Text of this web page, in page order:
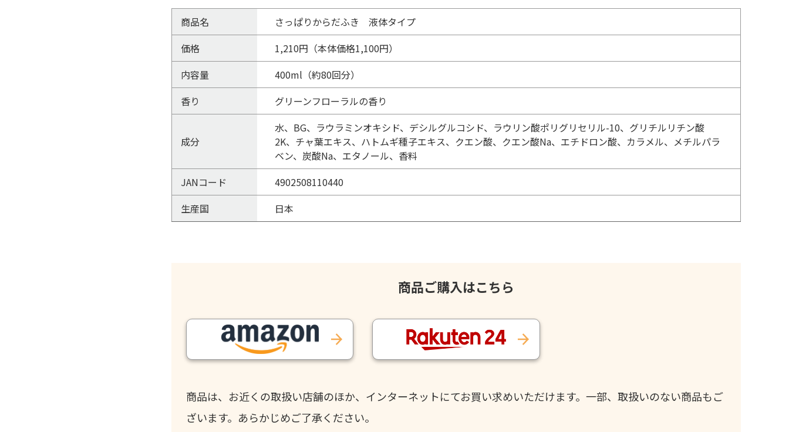
商品名
さっぱりからだふき 液体タイプ
価格
1,210円（本体価格1,100円）
内容量
400ml（約80回分）
香り
グリーンフローラルの香り
成分
水、BG、ラウラミンオキシド、デシルグルコシド、ラウリン酸ポリグリセリル-10、グリチルリチン酸
2K、チャ葉エキス、ハトムギ種子エキス、クエン酸、クエン酸Na、エチドロン酸、カラメル、メチルパラ
ベン、炭酸Na、エタノール、香料
JANコード
4902508110440
生産国
日本
商品ご購入はこちら
商品は、お近くの取扱い店舗のほか、インターネットにてお買い求めいただけます。一部、取扱いのない商品もご
ざいます。あらかじめご了承ください。